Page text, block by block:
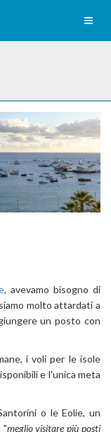
, avevamo bisogno di
molto attardati a
un posto con
i voli per le isole
e l'unica meta
o le Eolie, un
"meglio visitare più posti